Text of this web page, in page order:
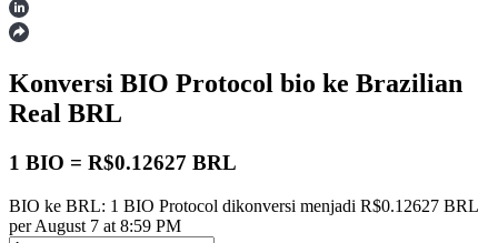
USDT Berjangka
Konversi BIO Protocol bio ke Brazilian
Real BRL
1 BIO = R$0.12627 BRL
BIO ke BRL: 1 BIO Protocol dikonversi menjadi R$0.12627 BRL
per August 7 at 8:59 PM